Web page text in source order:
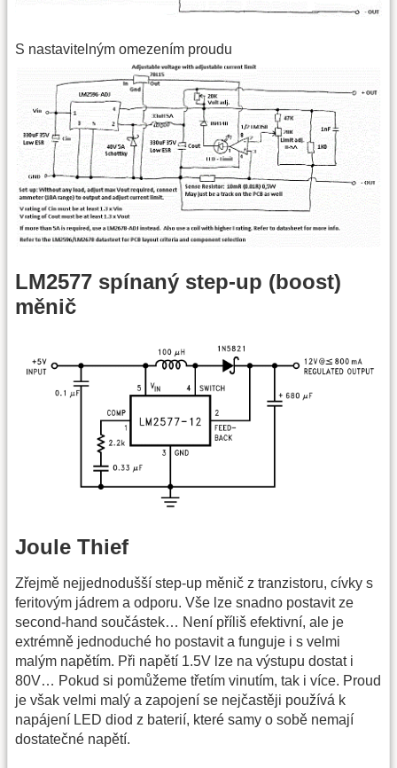
S nastavitelným omezením proudu
LM2577 spínaný step-up (boost)
měnič
Joule Thief
Zřejmě nejjednodušší step-up měnič z tranzistoru, cívky s
feritovým jádrem a odporu. Vše lze snadno postavit ze
second-hand součástek… Není příliš efektivní, ale je
extrémně jednoduché ho postavit a funguje i s velmi
malým napětím. Při napětí 1.5V lze na výstupu dostat i
80V… Pokud si pomůžeme třetím vinutím, tak i více. Proud
je však velmi malý a zapojení se nejčastěji používá k
napájení LED diod z baterií, které samy o sobě nemají
dostatečné napětí.